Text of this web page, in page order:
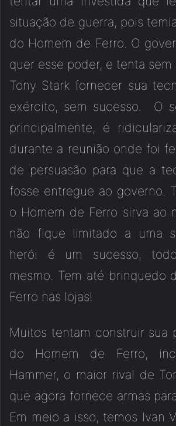
situação de guerra, pois
do Homem de Ferro. O
quer esse poder, e tenta
Tony Stark fornecer sua
exército, sem sucesso. O
principalmente, é
durante a reunião onde foi
de persuasão para que a
fosse entregue ao governo.
o Homem de Ferro sirva ao
não fique limitado a uma
herói é um sucesso,
mesmo. Tem até brinquedo
Ferro nas lojas!
Muitos tentam construir sua
do Homem de Ferro,
Hammer, o maior rival de
que agora fornece armas
Em meio a isso, temos Ivan